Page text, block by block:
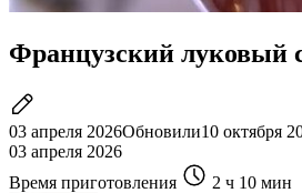
Французский луковый
03 апреля 2026Обновили10 октября
03 апреля 2026
Время приготовления
2 ч 10 мин